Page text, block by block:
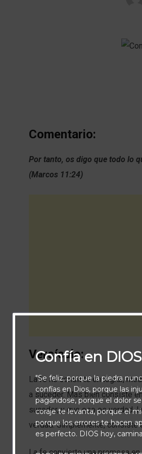
Comentario:
Por tanto, os digo que todo lo
(Marcos 11:24)
Versículo:
La fe no consiste en lograr,
a suceder. Más bien consiste
suceder, y que eso es verdad.
verdad. Simplemente, consiste
Confía en DIOS
"Se feliz, porque la piedra
confías en Dios, porque las
pagándose, porque el dolor
coraje te levanta, porque el
porque los errores te hacen
es perfecto. DIOS hoy,